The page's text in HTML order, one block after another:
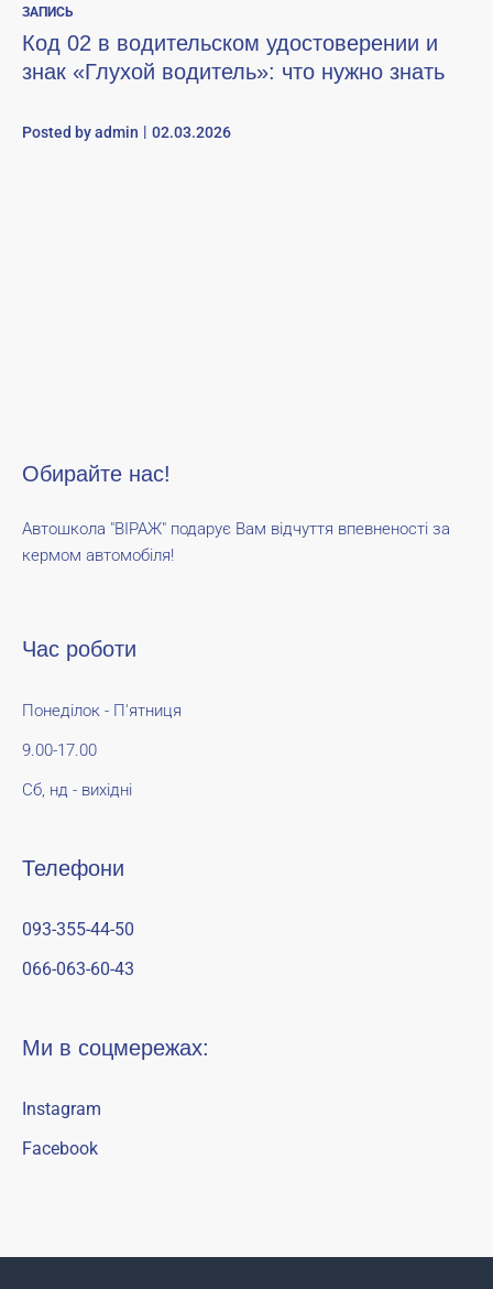
ЗАПИСЬ
Код 02 в водительском удостоверении и
знак «Глухой водитель»: что нужно знать
Posted byadmin 02.03.2026
Обирайте нас!
Автошкола "ВІРАЖ" подарує Вам відчуття впевненості за
кермом автомобіля!
Час роботи
Понеділок - П'ятниця
9.00-17.00
Сб, нд - вихідні
Телефони
093-355-44-50
066-063-60-43
Ми в соцмережах:
Instagram
Facebook